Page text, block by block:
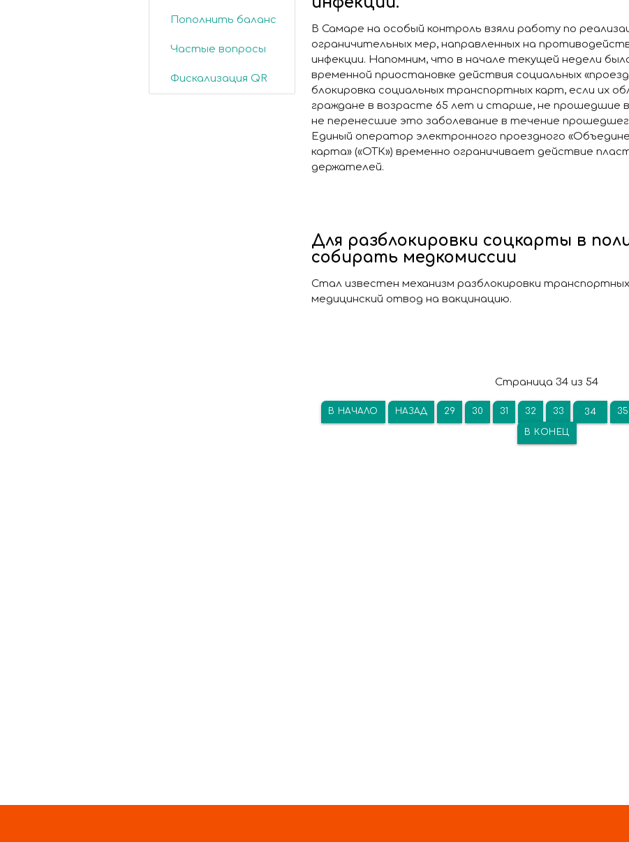
Пополнить баланс
Частые вопросы
Фискализация QR
В Самаре на особый контроль взяли работу по
ограничительных мер, направленных на
инфекции. Напомним, что в начале текущей недели
временной приостановке действия социальных
блокировка социальных транспортных карт, если их
граждане в возрасте 65 лет и старше, не прошедшие
не перенесшие это заболевание в течение
Единый оператор электронного проездного
карта» («ОТК») временно ограничивает действие
держателей.
Для разблокировки соцкарты в
собирать медкомиссии
Стал известен механизм разблокировки
медицинский отвод на вакцинацию.
Страница 34 из 54
В НАЧАЛО НАЗАД 29 30 31 32 33 34 35
В КОНЕЦ